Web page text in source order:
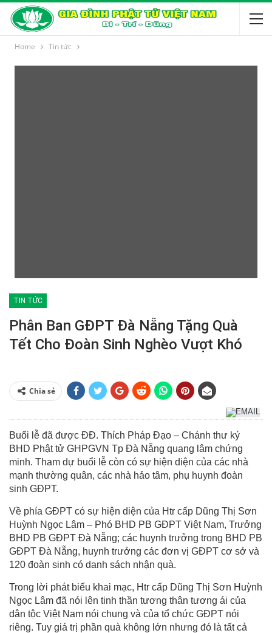
Home Tin tức
TIN TỨC
Phân Ban GĐPT Đà Nẵng Tặng Quà
Tết Cho Đoàn Sinh Nghèo Vượt Khó
Chia sẻ
Buổi lễ đã được ĐĐ. Thích Pháp Đạo – Chánh thư ký
BHD Phật tử GHPGVN Tp Đà Nẵng quang lâm chứng
minh. Tham dự buổi lễ còn có sự hiện diện của các nhà
mạnh thường quân, các nhà hảo tâm, phụ huynh đoàn
sinh GĐPT.
Về phía GĐPT có sự hiện diện của Htr cấp Dũng Thị Sơn
Huỳnh Ngọc Lâm – Phó BHD PB GĐPT Việt Nam, Trưởng
BHD PB GĐPT Đà Nẵng; các huynh trưởng trong BHD PB
GĐPT Đà Nẵng, huynh trưởng các đơn vị GĐPT cơ sở và
120 đoàn sinh có danh sách nhận quà.
Trong lời phát biểu khai mạc, Htr cấp Dũng Thị Sơn Huỳnh
Ngọc Lâm đã nói lên tinh thần tương thân tương ái của
dân tộc Việt Nam nói chung và của tổ chức GĐPT nói
riêng. Tuy giá trị phần quà không lớn nhưng đó là tất cả